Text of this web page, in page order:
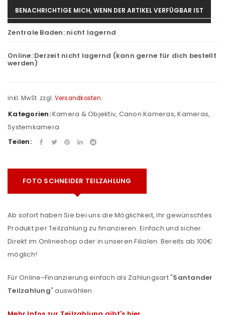
BENACHRICHTIGE MICH, WENN DER ARTIKEL VERFÜGBAR IST
Zentrale Baden: nicht lagernd
Online: Derzeit nicht lagernd (kann gerne für dich bestellt
werden)
inkl. MwSt. zzgl. Versandkosten
Kategorien:Kamera & Objektiv, Canon Kameras,Kameras,
Systemkamera
Teilen:
FOTO SCHNEIDER TEILZAHLUNG
Ab sofort haben Sie bei uns die Möglichkeit, Ihr gewünschtes
Produkt per Teilzahlung zu finanzieren. Einfach und sicher.
Direkt im Onlineshop oder in unseren Filialen. Bereits ab 100€
möglich!
Für Online-Finanzierung einfach als Zahlungsart "Santander
Teilzahlung" auswählen.